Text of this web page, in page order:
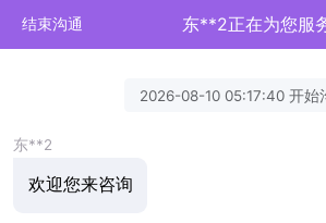
结束沟通 东**2正在为您服
2026-08-10 05:17:40 开始
东**2
欢迎您来咨询